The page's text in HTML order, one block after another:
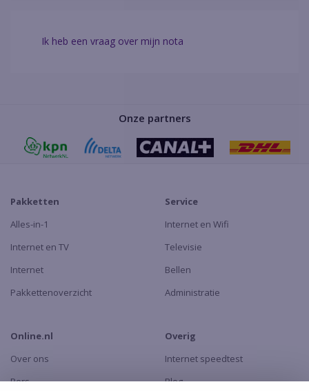
Ik heb een vraag over mijn nota
Onze partners
Pakketten
Alles-in-1
Internet en TV
Internet
Pakkettenoverzicht
Service
Internet en Wifi
Televisie
Bellen
Administratie
Online.nl
Over ons
Pers
Overig
Internet speedtest
Blog